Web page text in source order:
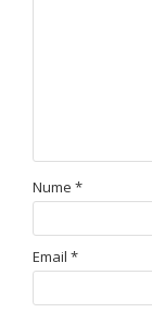
Nume *
Email *